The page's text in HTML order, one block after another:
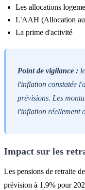
Les allocations
L'AAH (Allocation
La prime d'activité
Point de vigilance :
l'inflation constatée
prévisions. Les
l'inflation réellement
Impact sur les
Les pensions de retraite
prévision à 1,9% pour